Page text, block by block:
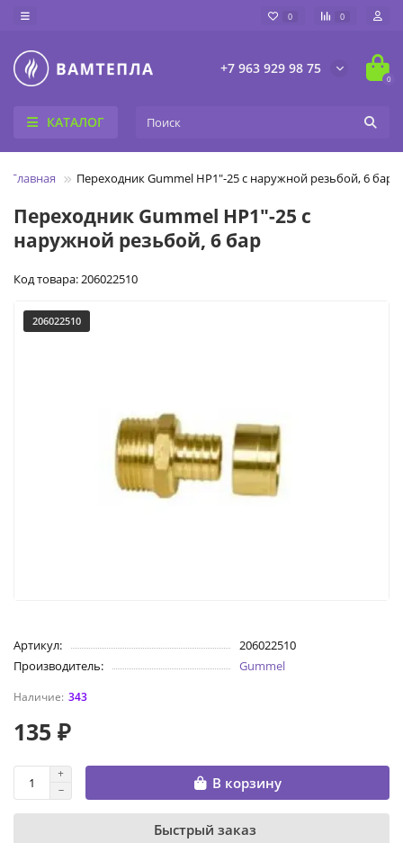
0 0
+7 963 929 98 75
0
КАТАЛОГ
Главная Переходник Gummel НР1"-25 с наружной резьбой, 6 бар
Переходник Gummel НР1"-25 с
наружной резьбой, 6 бар
Код товара: 206022510
206022510
Артикул:
206022510
Производитель:
Gummel
343
135 ₽
В корзину
Быстрый заказ